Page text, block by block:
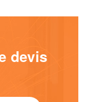
devis